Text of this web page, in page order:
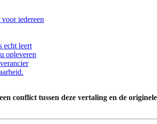
iedereen
echt leert
opleveren
conflict tussen deze vertaling en de